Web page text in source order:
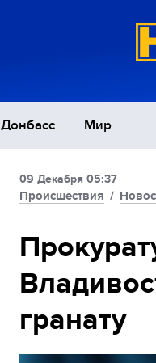
Донбасс Мир
09 Декабря 05:37
Происшествия /
гранату